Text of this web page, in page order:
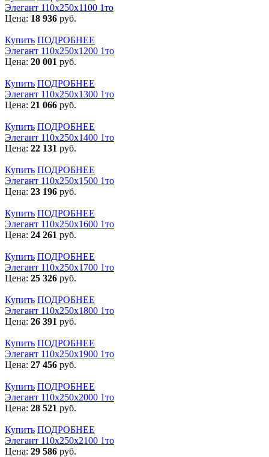
Элегант 110x250x1100 1то
Цена: 18 936 руб.
Купить ПОДРОБНЕЕ
Элегант 110x250x1200 1то
Цена: 20 001 руб.
Купить ПОДРОБНЕЕ
Элегант 110x250x1300 1то
Цена: 21 066 руб.
Купить ПОДРОБНЕЕ
Элегант 110x250x1400 1то
Цена: 22 131 руб.
Купить ПОДРОБНЕЕ
Элегант 110x250x1500 1то
Цена: 23 196 руб.
Купить ПОДРОБНЕЕ
Элегант 110x250x1600 1то
Цена: 24 261 руб.
Купить ПОДРОБНЕЕ
Элегант 110x250x1700 1то
Цена: 25 326 руб.
Купить ПОДРОБНЕЕ
Элегант 110x250x1800 1то
Цена: 26 391 руб.
Купить ПОДРОБНЕЕ
Элегант 110x250x1900 1то
Цена: 27 456 руб.
Купить ПОДРОБНЕЕ
Элегант 110x250x2000 1то
Цена: 28 521 руб.
Купить ПОДРОБНЕЕ
Элегант 110x250x2100 1то
Цена: 29 586 руб.